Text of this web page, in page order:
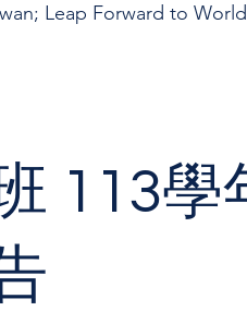
Leap Forward to
113學